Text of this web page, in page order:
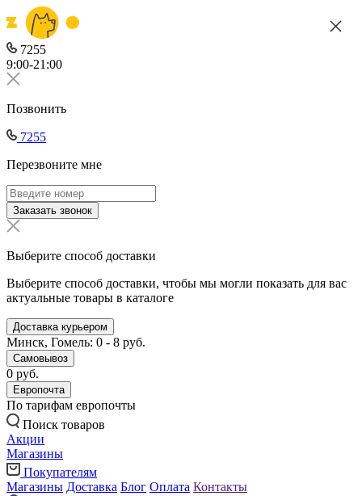
7255
9:00-21:00
Позвонить
7255
Перезвоните мне
Заказать звонок
Выберите способ доставки
Выберите способ доставки, чтобы мы могли показать для вас
актуальные товары в каталоге
Доставка курьером
Минск, Гомель: 0 - 8 руб.
Самовывоз
0 руб.
Европочта
По тарифам европочты
Поиск товаров
Акции
Магазины
Покупателям
Магазины Доставка Блог Оплата Контакты